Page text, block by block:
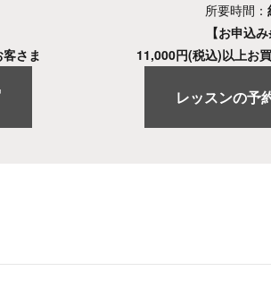
さま
所要時間：
【お申込み
11,000円(税込)以上お
レッスンの予